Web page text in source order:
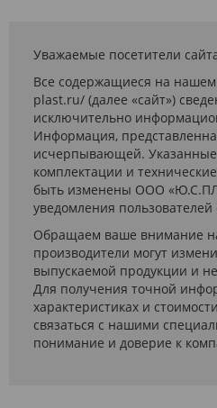
Уважаемые посетители
Все содержащиеся на
plast.ru/ (далее «сайт»)
исключительно
Информация,
исчерпывающей.
комплектации и
быть изменены ООО
уведомления пользователей
Обращаем ваше внимание
производители могут
выпускаемой продукции и
Для получения точной
характеристиках и
связаться с нашими
понимание и доверие к